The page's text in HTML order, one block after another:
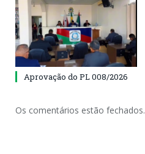
Aprovação do PL 008/2026
Os comentários estão fechados.